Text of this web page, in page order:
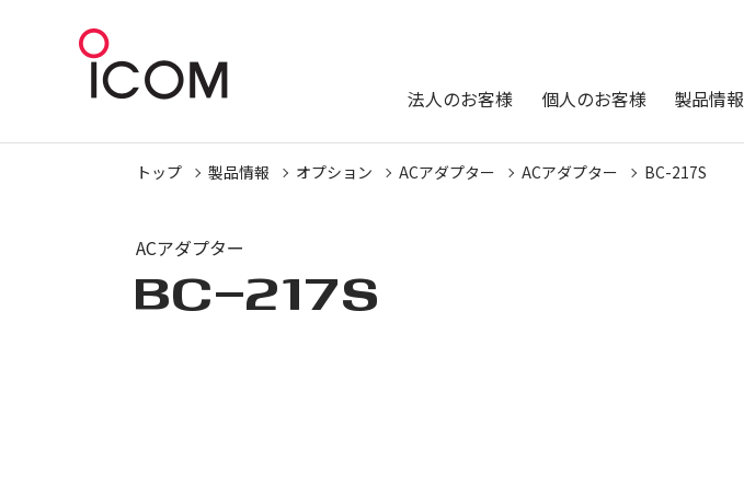
法人のお客様 個人のお客様 製品情報
トップ 製品情報 オプション ACアダプター ACアダプター BC-217S
ACアダプター
BC-217S